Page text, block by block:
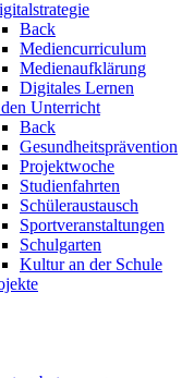
Back
Mediencurriculum
Medienaufklärung
Digitales Lernen
Unterricht
Back
Gesundheitsprävention
Projektwoche
Studienfahrten
Schüleraustausch
Sportveranstaltungen
Schulgarten
Kultur an der Schule